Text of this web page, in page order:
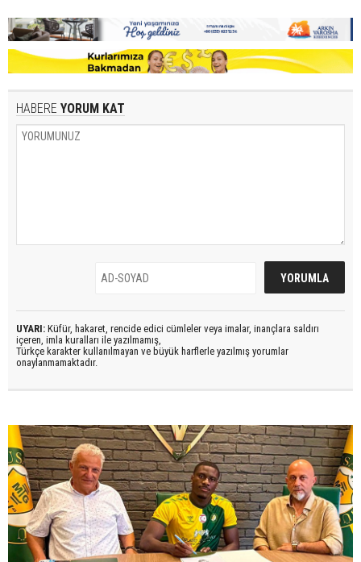
HABERE YORUM KAT
UYARI: Küfür, hakaret, rencide edici cümleler veya imalar, inançlara saldırı
içeren, imla kuralları ile yazılmamış,
Türkçe karakter kullanılmayan ve büyük harflerle yazılmış yorumlar
onaylanmamaktadır.